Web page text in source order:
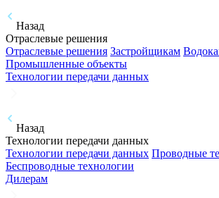
Назад
Отраслевые решения
Отраслевые решения Застройщикам
Промышленные объекты
Технологии передачи данных
Назад
Технологии передачи данных
Технологии передачи данных Проводные
Беспроводные технологии
Дилерам